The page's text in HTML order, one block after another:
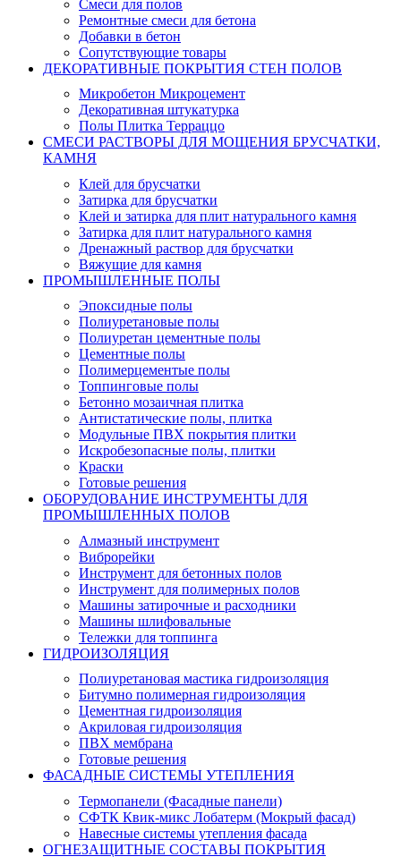
Смеси для полов
Ремонтные смеси для бетона
Добавки в бетон
Сопутствующие товары
ДЕКОРАТИВНЫЕ ПОКРЫТИЯ СТЕН ПОЛОВ
Микробетон Микроцемент
Декоративная штукатурка
Полы Плитка Терраццо
СМЕСИ РАСТВОРЫ ДЛЯ МОЩЕНИЯ БРУСЧАТКИ,
КАМНЯ
Клей для брусчатки
Затирка для брусчатки
Клей и затирка для плит натурального камня
Затирка для плит натурального камня
Дренажный раствор для брусчатки
Вяжущие для камня
ПРОМЫШЛЕННЫЕ ПОЛЫ
Эпоксидные полы
Полиуретановые полы
Полиуретан цементные полы
Цементные полы
Полимерцементые полы
Топпинговые полы
Бетонно мозаичная плитка
Антистатические полы, плитка
Модульные ПВХ покрытия плитки
Искробезопасные полы, плитки
Краски
Готовые решения
ОБОРУДОВАНИЕ ИНСТРУМЕНТЫ ДЛЯ
ПРОМЫШЛЕННЫХ ПОЛОВ
Алмазный инструмент
Виброрейки
Инструмент для бетонных полов
Инструмент для полимерных полов
Машины затирочные и расходники
Машины шлифовальные
Тележки для топпинга
ГИДРОИЗОЛЯЦИЯ
Полиуретановая мастика гидроизоляция
Битумно полимерная гидроизоляция
Цементная гидроизоляция
Акриловая гидроизоляция
ПВХ мембрана
Готовые решения
ФАСАДНЫЕ СИСТЕМЫ УТЕПЛЕНИЯ
Термопанели (Фасадные панели)
СФТК Квик-микс Лобатерм (Мокрый фасад)
Навесные системы утепления фасада
ОГНЕЗАЩИТНЫЕ СОСТАВЫ ПОКРЫТИЯ